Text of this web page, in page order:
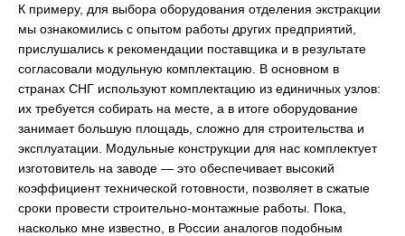
К примеру, для выбора оборудования отделения экстракции
мы ознакомились с опытом работы других предприятий,
прислушались к рекомендации поставщика и в результате
согласовали модульную комплектацию. В основном в
странах СНГ используют комплектацию из единичных узлов:
их требуется собирать на месте, а в итоге оборудование
занимает большую площадь, сложно для строительства и
эксплуатации. Модульные конструкции для нас комплектует
изготовитель на заводе — это обеспечивает высокий
коэффициент технической готовности, позволяет в сжатые
сроки провести строительно-монтажные работы. Пока,
насколько мне известно, в России аналогов подобным